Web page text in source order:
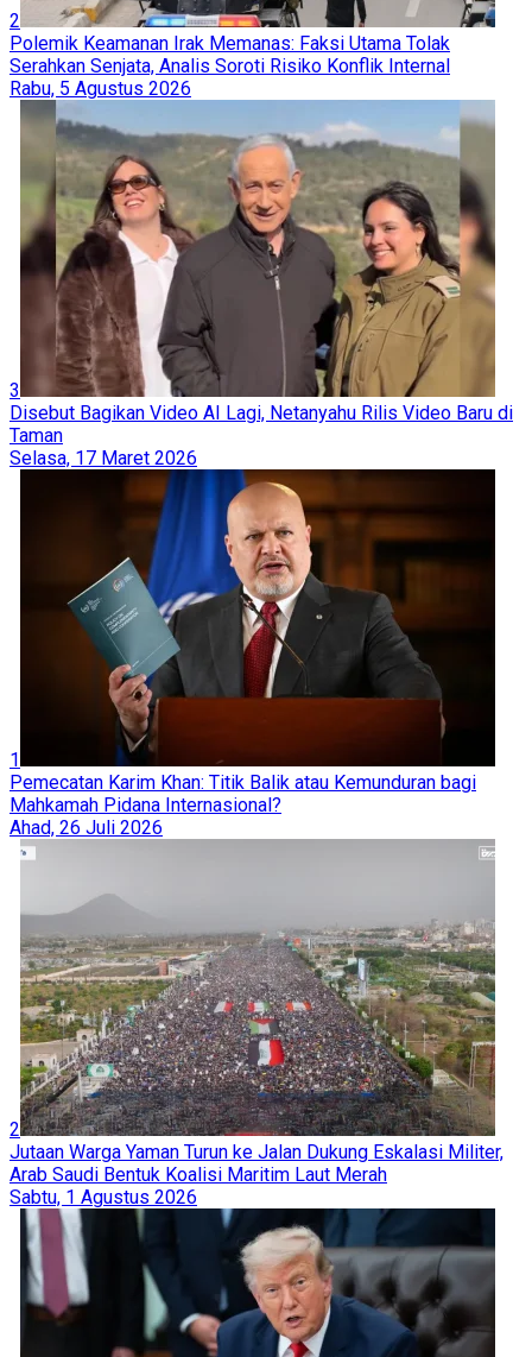
2
Polemik Keamanan Irak Memanas: Faksi Utama Tolak
Serahkan Senjata, Analis Soroti Risiko Konflik Internal
Rabu, 5 Agustus 2026
3
Disebut Bagikan Video AI Lagi, Netanyahu Rilis Video Baru di
Taman
Selasa, 17 Maret 2026
1
Pemecatan Karim Khan: Titik Balik atau Kemunduran bagi
Mahkamah Pidana Internasional?
Ahad, 26 Juli 2026
2
Jutaan Warga Yaman Turun ke Jalan Dukung Eskalasi Militer,
Arab Saudi Bentuk Koalisi Maritim Laut Merah
Sabtu, 1 Agustus 2026